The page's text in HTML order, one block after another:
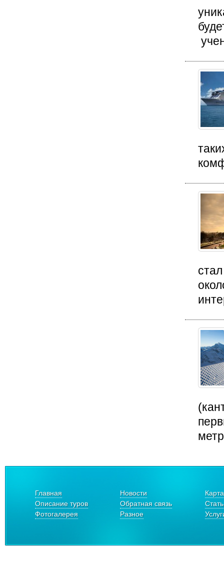
Главная Новости
Описание туров
Обратная связь
Фотогалерея
Разное